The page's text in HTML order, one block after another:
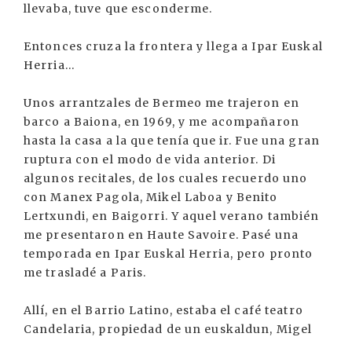
llevaba, tuve que esconderme.
Entonces cruza la frontera y llega a Ipar Euskal
Herria...
Unos arrantzales de Bermeo me trajeron en
barco a Baiona, en 1969, y me acompañaron
hasta la casa a la que tenía que ir. Fue una gran
ruptura con el modo de vida anterior. Di
algunos recitales, de los cuales recuerdo uno
con Manex Pagola, Mikel Laboa y Benito
Lertxundi, en Baigorri. Y aquel verano también
me presentaron en Haute Savoire. Pasé una
temporada en Ipar Euskal Herria, pero pronto
me trasladé a Paris.
Allí, en el Barrio Latino, estaba el café teatro
Candelaria, propiedad de un euskaldun, Migel